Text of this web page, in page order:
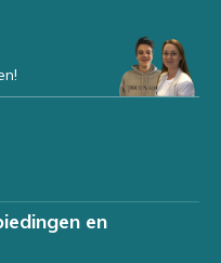
en